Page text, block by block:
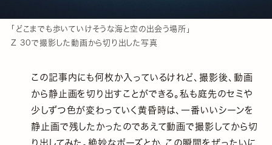
「どこまでも歩いていけそうな海と空の出会う場所」
Z 30で撮影した動画から切り出した写真
この記事内にも何枚か入っているけれど、撮影後、動画
から静止画を切り出すことができる。私も庭先のセミや
少しずつ色が変わっていく黄昏時は、一番いいシーンを
静止画で残したかったのであえて動画で撮影してから切
り出してみた。絶妙なポーズとか、この瞬間をぜったいに